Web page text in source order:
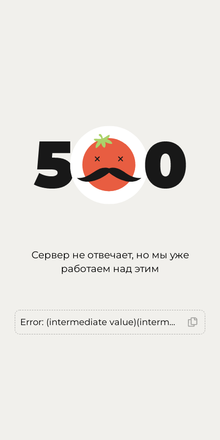
Сервер не отвечает, но мы уже
работаем над этим
Error: (intermediate value)(intermediate value)(intermediate value).replaceAll is not a function